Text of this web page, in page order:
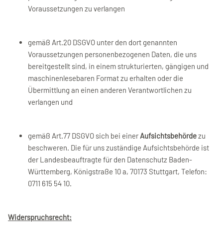
Voraussetzungen zu verlangen
gemäß Art.20 DSGVO unter den dort genannten
Voraussetzungen personenbezogenen Daten, die uns
bereitgestellt sind, in einem strukturierten, gängigen und
maschinenlesebaren Format zu erhalten oder die
Übermittlung an einen anderen Verantwortlichen zu
verlangen und
gemäß Art.77 DSGVO sich bei einerAufsichtsbehördezu
beschweren. Die für uns zuständige Aufsichtsbehörde ist
der Landesbeauftragte für den Datenschutz Baden-
Württemberg, Königstraße 10 a, 70173 Stuttgart, Telefon:
0711 615 54 10.
Widerspruchsrecht: